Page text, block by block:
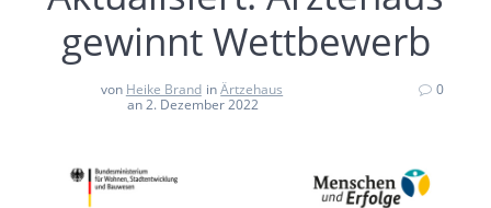
gewinnt Wettbewerb
von Heike Brand inÄrtzehaus
an 2. Dezember 2022
0